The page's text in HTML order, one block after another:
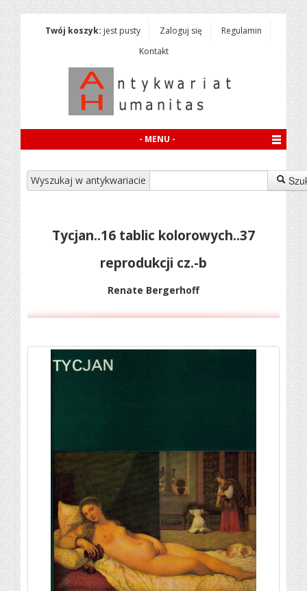
Twój koszyk: jest pusty Zaloguj się
Regulamin
Kontakt
- MENU -
Wyszukaj w antykwariacie
Tycjan..16 tablic kolorowych..37
reprodukcji cz.-b
Renate Bergerhoff